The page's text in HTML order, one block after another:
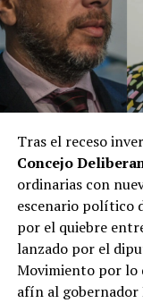
Tras el receso
Concejo
ordinarias con
escenario político
por el quiebre
lanzado por el
Movimiento por lo
afín al gobernador